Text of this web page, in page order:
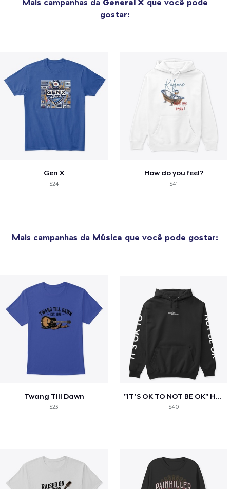
gostar:
Gen X
$24
How do you feel?
$41
Mais campanhas da Música que você pode gostar:
Twang Till Dawn
$23
"IT'S OK TO NOT BE OK" Hoodie (BP LOGO)
$40